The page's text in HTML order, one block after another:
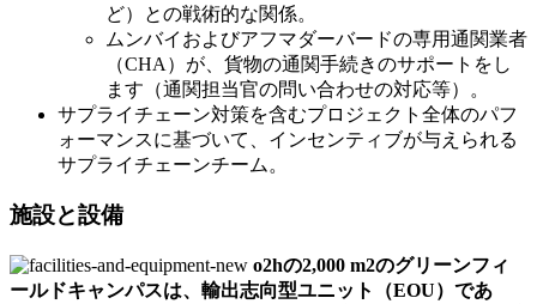
ど）との戦術的な関係。
ムンバイおよびアフマダーバードの専用通関業者
（CHA）が、貨物の通関手続きのサポートをし
ます（通関担当官の問い合わせの対応等）。
サプライチェーン対策を含むプロジェクト全体のパフ
ォーマンスに基づいて、インセンティブが与えられる
サプライチェーンチーム。
施設と設備
o2hの2,000 m2のグリーンフィ
ールドキャンパスは、輸出志向型ユニット（EOU）であ